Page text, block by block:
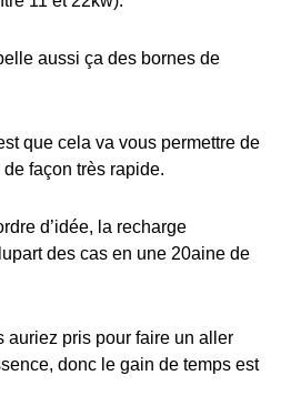
aussi ça des bornes de
que cela va vous permettre de
façon très rapide.
d’idée, la recharge
des cas en une 20aine de
auriez pris pour faire un aller
donc le gain de temps est